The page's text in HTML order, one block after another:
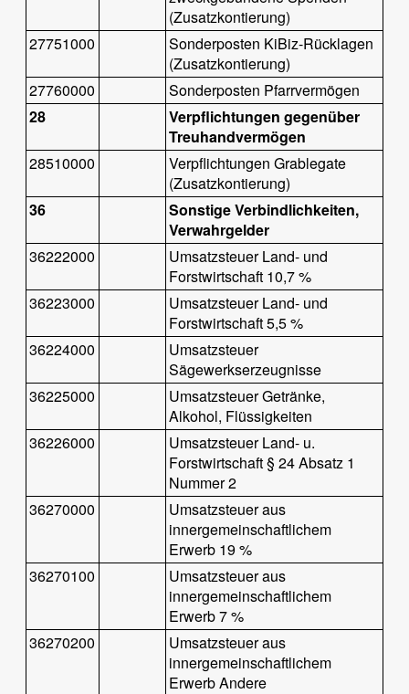
(Zusatzkontierung)
27751000
Sonderposten KiBiz-Rücklagen
(Zusatzkontierung)
27760000
Sonderposten Pfarrvermögen
28
Verpflichtungen gegenüber
Treuhandvermögen
28510000
Verpflichtungen Grablegate
(Zusatzkontierung)
36
Sonstige Verbindlichkeiten,
Verwahrgelder
36222000
Umsatzsteuer Land- und
Forstwirtschaft 10,7 %
36223000
Umsatzsteuer Land- und
Forstwirtschaft 5,5 %
36224000
Umsatzsteuer
Sägewerkserzeugnisse
36225000
Umsatzsteuer Getränke,
Alkohol, Flüssigkeiten
36226000
Umsatzsteuer Land- u.
Forstwirtschaft § 24 Absatz 1
Nummer 2
36270000
Umsatzsteuer aus
innergemeinschaftlichem
Erwerb 19 %
36270100
Umsatzsteuer aus
innergemeinschaftlichem
Erwerb 7 %
36270200
Umsatzsteuer aus
innergemeinschaftlichem
Erwerb Andere